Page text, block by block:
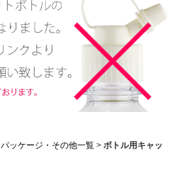
パッケージ・その他一覧 > ボトル用キャッ